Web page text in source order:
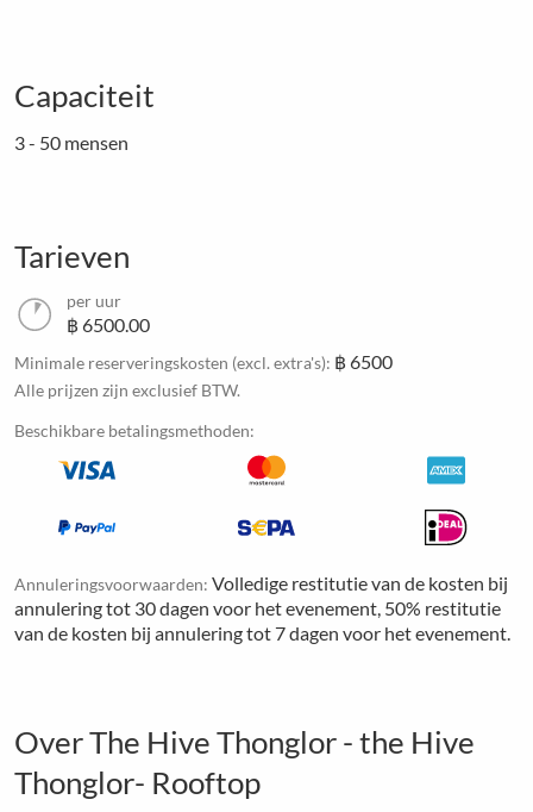
Capaciteit
3 - 50 mensen
Tarieven
per uur
฿ 6500.00
Minimale reserveringskosten (excl. extra's): ฿ 6500
Alle prijzen zijn exclusief BTW.
Beschikbare betalingsmethoden:
Annuleringsvoorwaarden: Volledige restitutie van de kosten bij
annulering tot 30 dagen voor het evenement, 50% restitutie
van de kosten bij annulering tot 7 dagen voor het evenement.
Over The Hive Thonglor - the Hive
Thonglor- Rooftop